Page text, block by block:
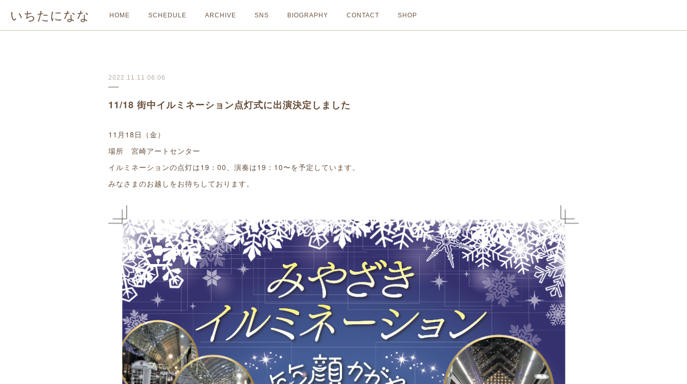
いちたになな HOME SCHEDULE ARCHIVE SNS BIOGRAPHY CONTACT SHOP
2022.11.11 06:06
11/18 街中イルミネーション点灯式に出演決定しました
11月18日（金）
場所 宮崎アートセンター
イルミネーションの点灯は19：00、演奏は19：10〜を予定しています。
みなさまのお越しをお待ちしております。